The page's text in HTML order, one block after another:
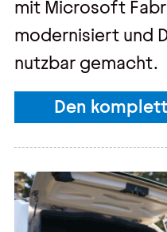
mit Microsoft
modernisiert und
nutzbar gemacht.
Den